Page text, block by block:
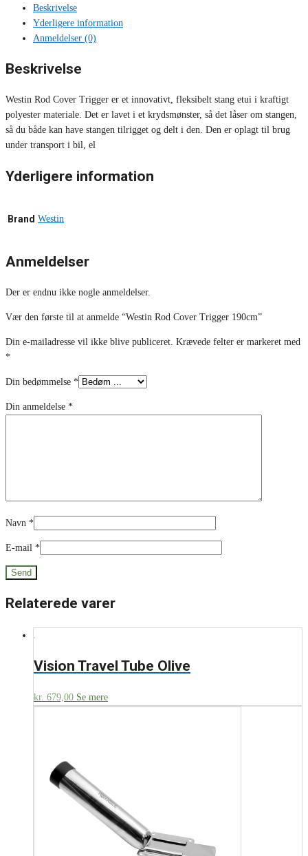
Beskrivelse
Yderligere information
Anmeldelser (0)
Beskrivelse
Westin Rod Cover Trigger er et innovativt, fleksibelt stang etui i kraftigt
polyester materiale. Det er lavet i et krydsmønster, så det låser om stangen,
så du både kan have stangen tilrigget og delt i den. Den er oplagt til brug
under transport i bil, el
Yderligere information
Brand Westin
Anmeldelser
Der er endnu ikke nogle anmeldelser.
Vær den første til at anmelde “Westin Rod Cover Trigger 190cm”
Din e-mailadresse vil ikke blive publiceret. Krævede felter er markeret med
*
Din bedømmelse *
Din anmeldelse *
Navn *
E-mail *
Relaterede varer
Vision Travel Tube Olive
kr. 679,00 Se mere